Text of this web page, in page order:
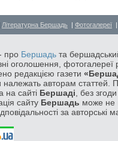
Літературна Бершадь | Фотогалереї
про Бершадь та
оголошення, фотогалереї
редакцією газети
належать авторам статтей.
на сайті Бершаді , без
сайту Бершадь може не
за авторські